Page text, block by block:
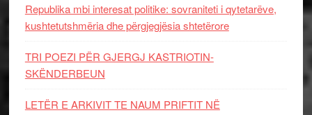
Republika mbi interesat politike: sovraniteti i qytetarëve,
kushtetutshmëria dhe përgjegjësia shtetërore
TRI POEZI PËR GJERGJ KASTRIOTIN-
SKËNDERBEUN
LETËR E ARKIVIT TE NAUM PRIFTIT NË